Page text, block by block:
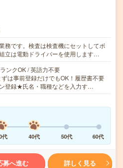
務です。検査は検査機にセットしてボ
立は電動ドライバーを使用します…
ンクOK / 英語力不要
は事前登録だけでもOK！履歴書不要
登録★氏名・職種などを入力す…
代 40代 50代 60代
募へ進む 詳しく見る